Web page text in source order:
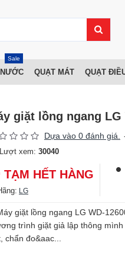
Sale
QUẠT MÁT QUẠT
giặt lồng ngang LG
Dựa vào 0 đánh giá.
Lượt xem: 30040
TẠM HẾT HÀNG
LG
giặt lồng ngang LG WD-
trình giặt giả lập thông
chẩn đo&aac...